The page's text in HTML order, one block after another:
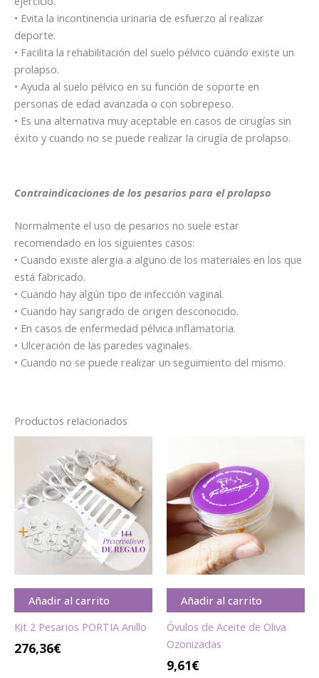
• Evita la incontinencia urinaria de esfuerzo al realizar
deporte.
• Facilita la rehabilitación del suelo pélvico cuando existe un
prolapso.
• Ayuda al suelo pélvico en su función de soporte en
personas de edad avanzada o con sobrepeso.
• Es una alternativa muy aceptable en casos de cirugías sin
éxito y cuando no se puede realizar la cirugía de prolapso.
Contraindicaciones de los pesarios para el prolapso
Normalmente el uso de pesarios no suele estar
recomendado en los siguientes casos:
• Cuando existe alergia a alguno de los materiales en los que
está fabricado.
• Cuando hay algún tipo de infección vaginal.
• Cuando hay sangrado de origen desconocido.
• En casos de enfermedad pélvica inflamatoria.
• Ulceración de las paredes vaginales.
• Cuando no se puede realizar un seguimiento del mismo.
Productos relacionados
Añadir al carrito
Kit 2 Pesarios PORTIA Anillo
276,36€
Añadir al carrito
Óvulos de Aceite de Oliva
Ozonizadas
9,61€